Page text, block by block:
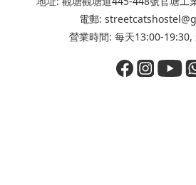
電郵:
營業時間: 每天13:00-19:30,